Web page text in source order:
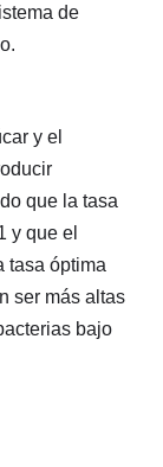
de
y el
que la tasa
y que el
tasa óptima
ser más altas
bajo